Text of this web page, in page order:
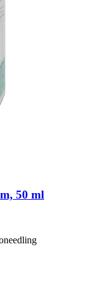
50 ml